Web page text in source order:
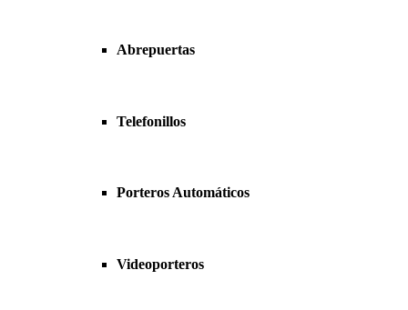
Abrepuertas
Telefonillos
Porteros Automáticos
Videoporteros